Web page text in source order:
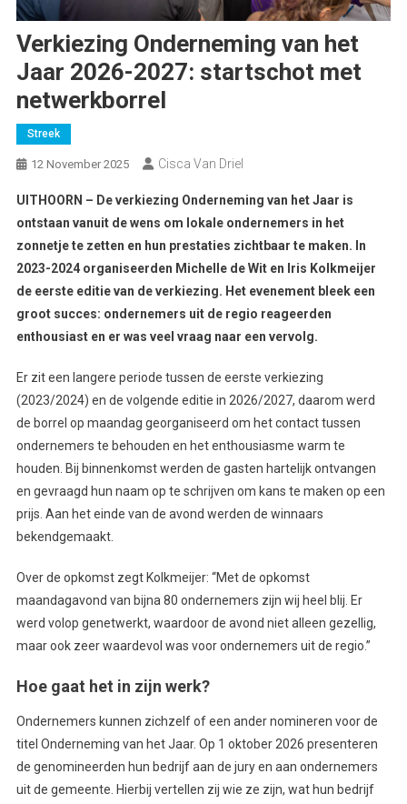
Verkiezing Onderneming van het
Jaar 2026-2027: startschot met
netwerkborrel
Streek
12 November 2025 Cisca Van Driel
UITHOORN – De verkiezing Onderneming van het Jaar is
ontstaan vanuit de wens om lokale ondernemers in het
zonnetje te zetten en hun prestaties zichtbaar te maken. In
2023-2024 organiseerden Michelle de Wit en Iris Kolkmeijer
de eerste editie van de verkiezing. Het evenement bleek een
groot succes: ondernemers uit de regio reageerden
enthousiast en er was veel vraag naar een vervolg.
Er zit een langere periode tussen de eerste verkiezing
(2023/2024) en de volgende editie in 2026/2027, daarom werd
de borrel op maandag georganiseerd om het contact tussen
ondernemers te behouden en het enthousiasme warm te
houden. Bij binnenkomst werden de gasten hartelijk ontvangen
en gevraagd hun naam op te schrijven om kans te maken op een
prijs. Aan het einde van de avond werden de winnaars
bekendgemaakt.
Over de opkomst zegt Kolkmeijer: “Met de opkomst
maandagavond van bijna 80 ondernemers zijn wij heel blij. Er
werd volop genetwerkt, waardoor de avond niet alleen gezellig,
maar ook zeer waardevol was voor ondernemers uit de regio.”
Hoe gaat het in zijn werk?
Ondernemers kunnen zichzelf of een ander nomineren voor de
titel Onderneming van het Jaar. Op 1 oktober 2026 presenteren
de genomineerden hun bedrijf aan de jury en aan ondernemers
uit de gemeente. Hierbij vertellen zij wie ze zijn, wat hun bedrijf